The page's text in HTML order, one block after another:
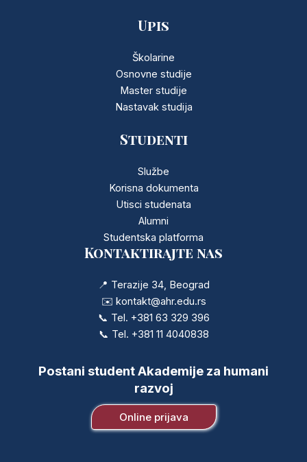
Upis
Školarine
Osnovne studije
Master studije
Nastavak studija
Studenti
Službe
Korisna dokumenta
Utisci studenata
Alumni
Studentska platforma
Kontaktirajte nas
📍 Terazije 34, Beograd
✉️ kontakt@ahr.edu.rs
📞 Tel. +381 63 329 396
📞 Tel. +381 11 4040838
Postani student Akademije za humani
razvoj
Online prijava